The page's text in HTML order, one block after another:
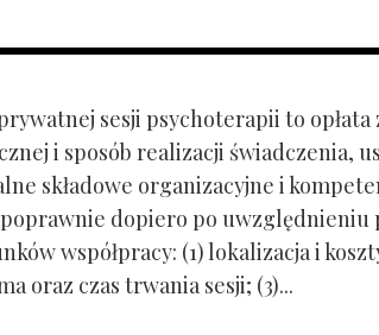
sesji psychoterapii to opłata
i sposób realizacji świadczenia,
składowe organizacyjne i
dopiero po uwzględnieniu
współpracy: (1) lokalizacja i
oraz czas trwania sesji; (3)...